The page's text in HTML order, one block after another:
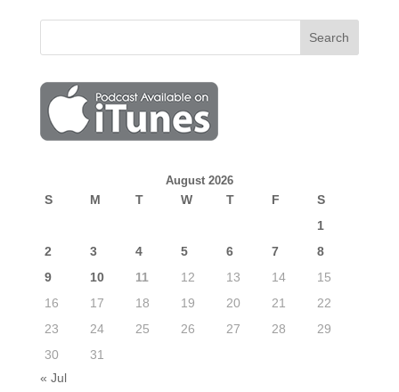
August 2026
S M T W T F
S
1
2
3 4 5 6 7
8
9
10 11 12 13 14
15
16
17 18 19 20 21
22
23
24 25 26 27 28
29
30
31
« Jul